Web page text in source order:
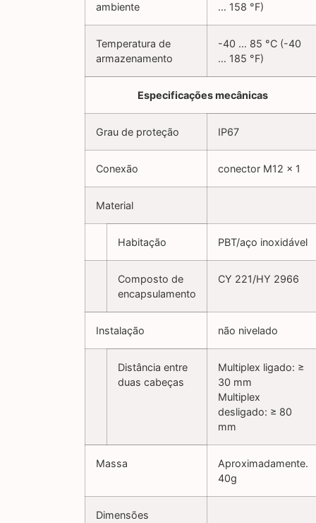
ambiente
… 158 °F)
Temperatura de
armazenamento
-40 … 85 °C (-40
… 185 °F)
Especificações mecânicas
Grau de proteção IP67
Conexão conector M12 x 1
Material
Habitação PBT/aço inoxidável
Composto de
encapsulamento
CY 221/HY 2966
Instalação não nivelado
Distância entre
duas cabeças
Multiplex ligado: ≥
30 mm
Multiplex
desligado: ≥ 80
mm
Massa
Aproximadamente.
40g
Dimensões